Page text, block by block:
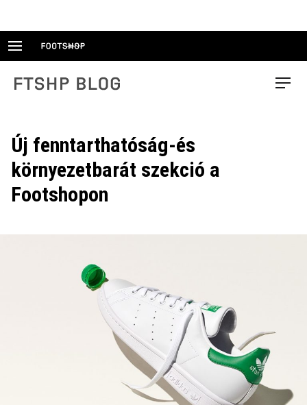
FTSHP blog Menu
Új fenntarthatóság-és
környezetbarát szekció a
Footshopon